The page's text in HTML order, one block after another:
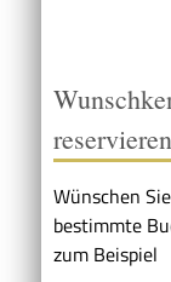
reservieren
Wünschen
bestimmte
zum Beispiel